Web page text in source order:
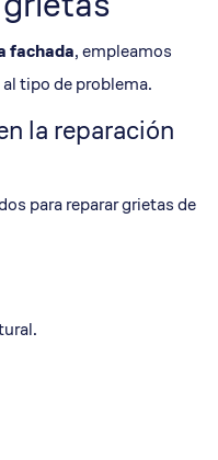
fachada, empleamos
tipo de problema.
la reparación
para reparar grietas de